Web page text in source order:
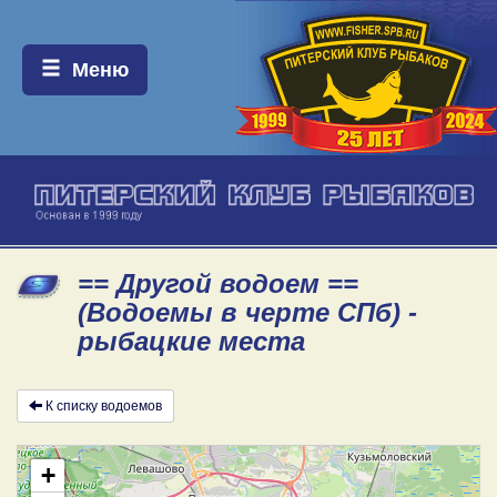
Меню:
Меню
== Другой водоем ==
(Водоемы в черте СПб) -
рыбацкие места
К списку водоемов
+